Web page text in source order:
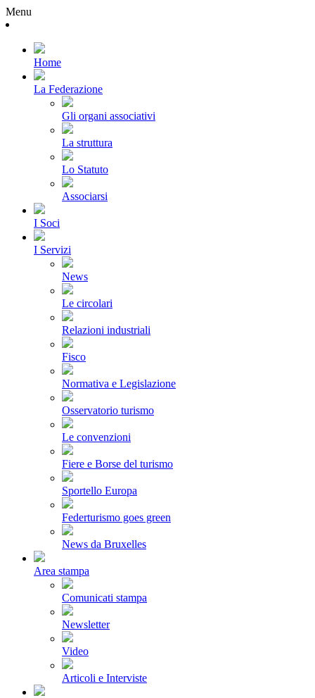
Menu
Home
La Federazione
Gli organi associativi
La struttura
Lo Statuto
Associarsi
I Soci
I Servizi
News
Le circolari
Relazioni industriali
Fisco
Normativa e Legislazione
Osservatorio turismo
Le convenzioni
Fiere e Borse del turismo
Sportello Europa
Federturismo goes green
News da Bruxelles
Area stampa
Comunicati stampa
Newsletter
Video
Articoli e Interviste